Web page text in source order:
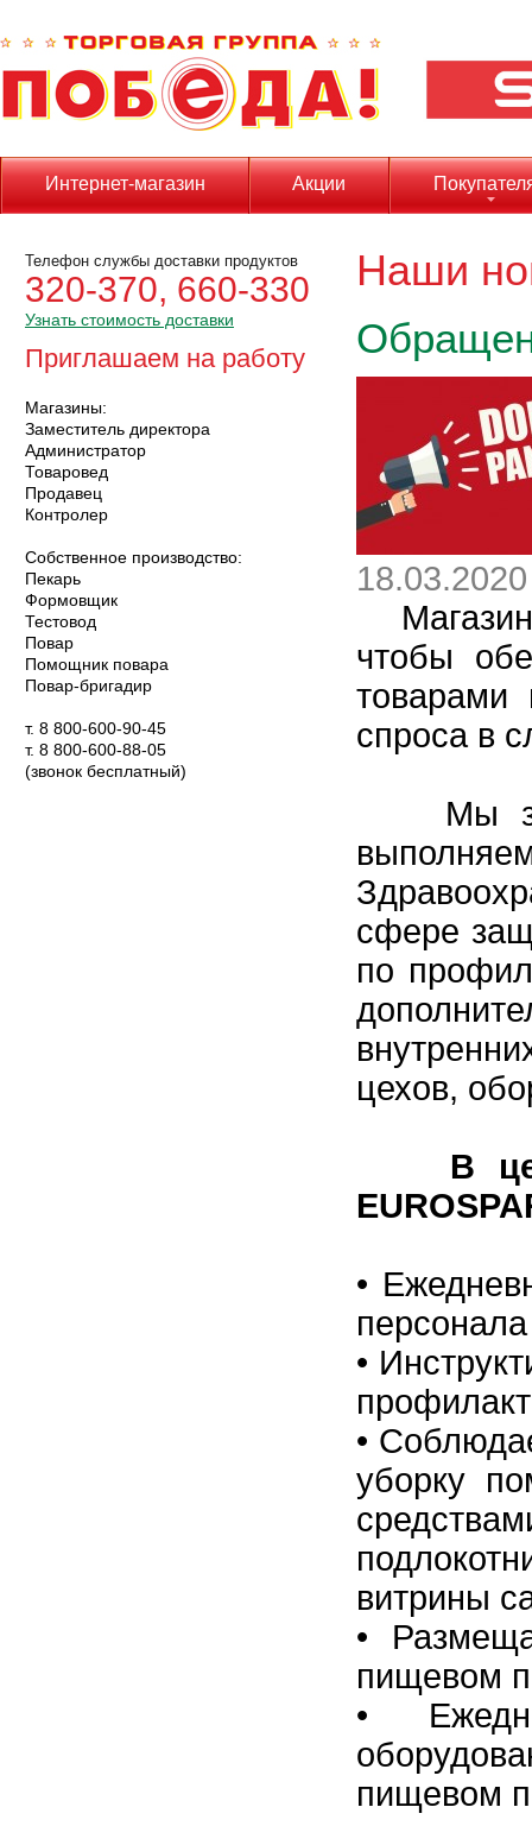
Интернет-магазин Акции
Наши
18.03.2020
чтобы
спроса в
Мы
сфере
по
цехов,
В
•
•
•
уборку
витрины
•
пищевом
•
пищевом
Телефон службы доставки продуктов
320-370, 660-330
Узнать стоимость доставки
Приглашаем на работу
Магазины:
Заместитель директора
Администратор
Товаровед
Продавец
Контролер
Собственное производство:
Пекарь
Формовщик
Тестовод
Повар
Помощник повара
Повар-бригадир
т. 8 800-600-90-45
т. 8 800-600-88-05
(звонок бесплатный)